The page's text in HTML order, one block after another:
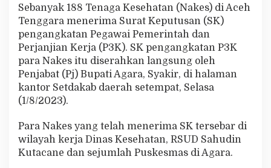
P
3
K
Sebanyak 188 Tenaga Kesehatan (Nakes) di Aceh
Tenggara menerima Surat Keputusan (SK)
pengangkatan Pegawai Pemerintah dan
Perjanjian Kerja (P3K). SK pengangkatan P3K
para Nakes itu diserahkan langsung oleh
Penjabat (Pj) Bupati Agara, Syakir, di halaman
kantor Setdakab daerah setempat, Selasa
(1/8/2023).
Para Nakes yang telah menerima SK tersebar di
wilayah kerja Dinas Kesehatan, RSUD Sahudin
Kutacane dan sejumlah Puskesmas di Agara.